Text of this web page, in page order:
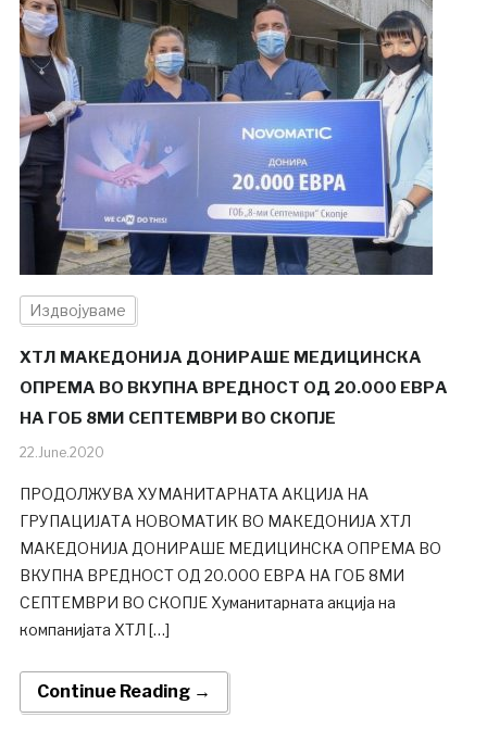
Издвојуваме
ХТЛ МАКЕДОНИЈА ДОНИРАШЕ МЕДИЦИНСКА
ОПРЕМА ВО ВКУПНА ВРЕДНОСТ ОД 20.000 ЕВРА
НА ГОБ 8МИ СЕПТЕМВРИ ВО СКОПЈЕ
22.June.2020
ПРОДОЛЖУВА ХУМАНИТАРНАTA АКЦИЈА НА
ГРУПАЦИЈАТА НОВОМАТИК ВО МАКЕДОНИЈА ХТЛ
МАКЕДОНИЈА ДОНИРАШЕ МЕДИЦИНСКА ОПРЕМА ВО
ВКУПНА ВРЕДНОСТ ОД 20.000 ЕВРА НА ГОБ 8МИ
СЕПТЕМВРИ ВО СКОПЈЕ Хуманитарната акција на
компанијата ХТЛ […]
Continue Reading →